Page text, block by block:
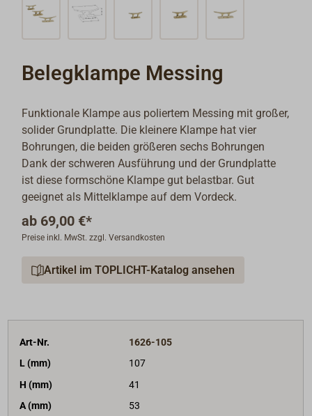
Belegklampe Messing
Funktionale Klampe aus poliertem Messing mit großer,
solider Grundplatte. Die kleinere Klampe hat vier
Bohrungen, die beiden größeren sechs Bohrungen
Dank der schweren Ausführung und der Grundplatte
ist diese formschöne Klampe gut belastbar. Gut
geeignet als Mittelklampe auf dem Vordeck.
ab 69,00 €*
Preise inkl. MwSt. zzgl. Versandkosten
Artikel im TOPLICHT-Katalog ansehen
Art-Nr.
1626-105
L (mm)
107
H (mm)
41
A (mm)
53